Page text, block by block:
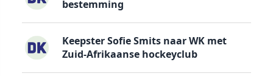
bestemming
Keepster Sofie Smits naar WK met
Zuid-Afrikaanse hockeyclub